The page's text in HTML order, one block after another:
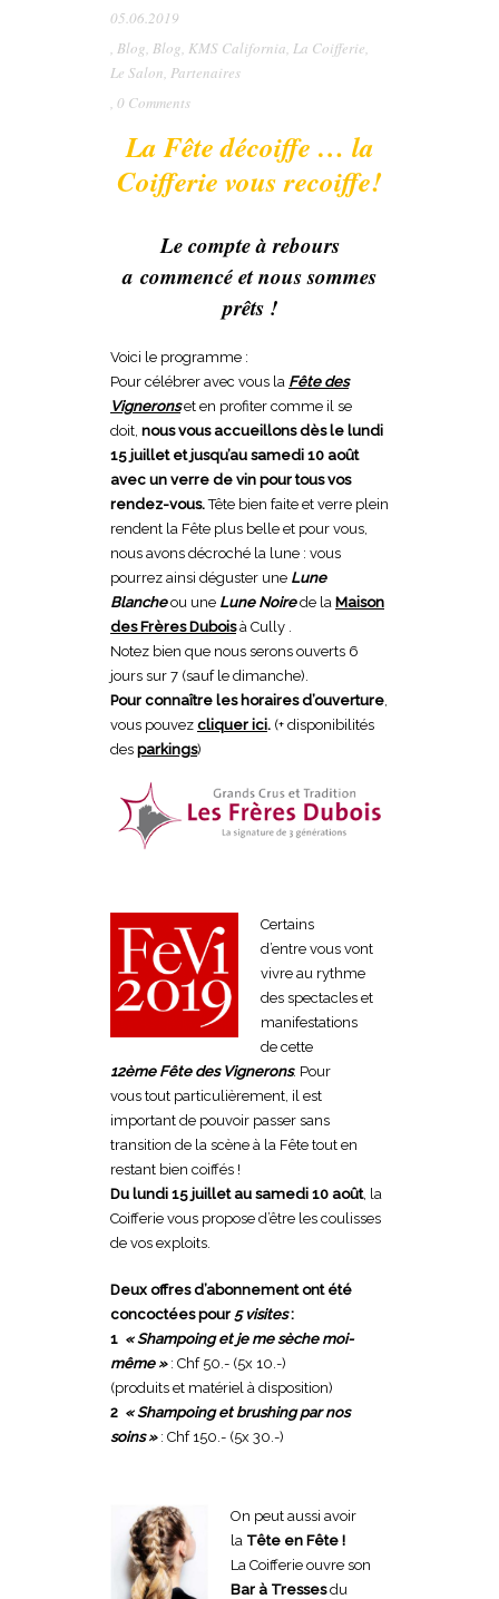
05.06.2019
, Blog, Blog, KMS California, La Coifferie,
Le Salon, Partenaires
, 0 Comments
La Fête décoiffe … la
Coifferie vous recoiffe!
Le compte à rebours
a commencé et nous sommes
prêts !
Voici le programme :
Pour célébrer avec vous la Fête des
Vigneronset en profiter comme il se
doit, nous vous accueillons dès le lundi
15 juillet et jusqu’au samedi 10 août
avec un verre de vin pour tous vos
rendez-vous.Tête bien faite et verre plein
rendent la Fête plus belle et pour vous,
nous avons décroché la lune : vous
pourrez ainsi déguster une Lune
Blancheou une Lune Noirede la Maison
des Frères Duboisà Cully .
Notez bien que nous serons ouverts 6
jours sur 7 (sauf le dimanche).
Pour connaître les horaires d’ouverture
vous pouvez cliquer ici. (+ disponibilités
des parkings)
Certains
d’entre vous vont
vivre au rythme
des spectacles et
manifestations
de cette
12ème Fête des Vignerons. Pour
vous tout particulièrement, il est
important de pouvoir passer sans
transition de la scène à la Fête tout en
restant bien coiffés !
Du lundi 15 juillet au samedi 10 août, la
Coifferie vous propose d’être les coulisses
de vos exploits.
Deux offres d’abonnement ont été
concoctées pour 5 visites:
1 « Shampoing et je me sèche moi-
même »: Chf 50.- (5x 10.-)
(produits et matériel à disposition)
2 « Shampoing et brushing par nos
soins »: Chf 150.- (5x 30.-)
On peut aussi avoir
la Tête en Fête !
La Coifferie ouvre son
Bar à Tressesdu